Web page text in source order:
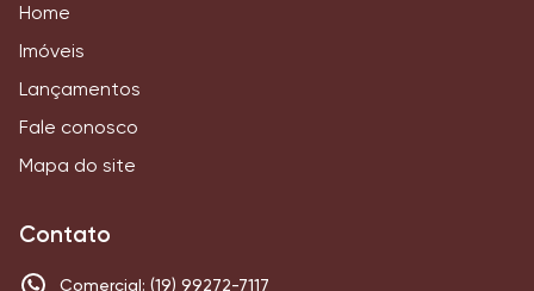
Home
Imóveis
Lançamentos
Fale conosco
Mapa do site
Contato
Comercial: (19) 99272-7117